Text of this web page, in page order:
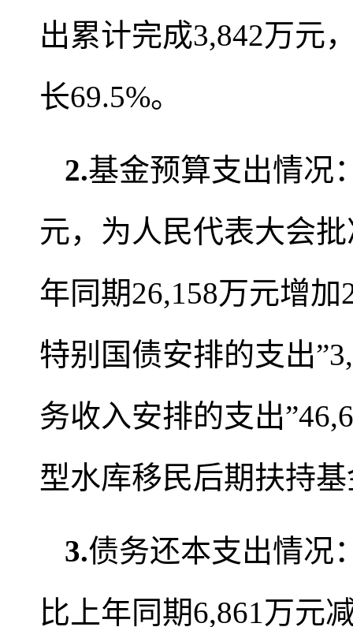
出累计完成3,842万元
长69.5%。
2.基金预算支出情况
元，为人民代表大会
年同期26,158万元增
特别国债安排的支出
务收入安排的支出
型水库移民后期扶持
3.债务还本支出情况
比上年同期6,861万元